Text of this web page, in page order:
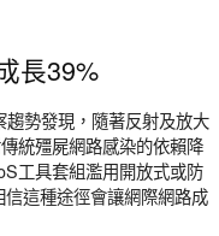
長39%
勢發現，隨著反射及放大
統殭屍網路感染的依賴降
工具套組濫用開放式或防
這種途徑會讓網際網路成